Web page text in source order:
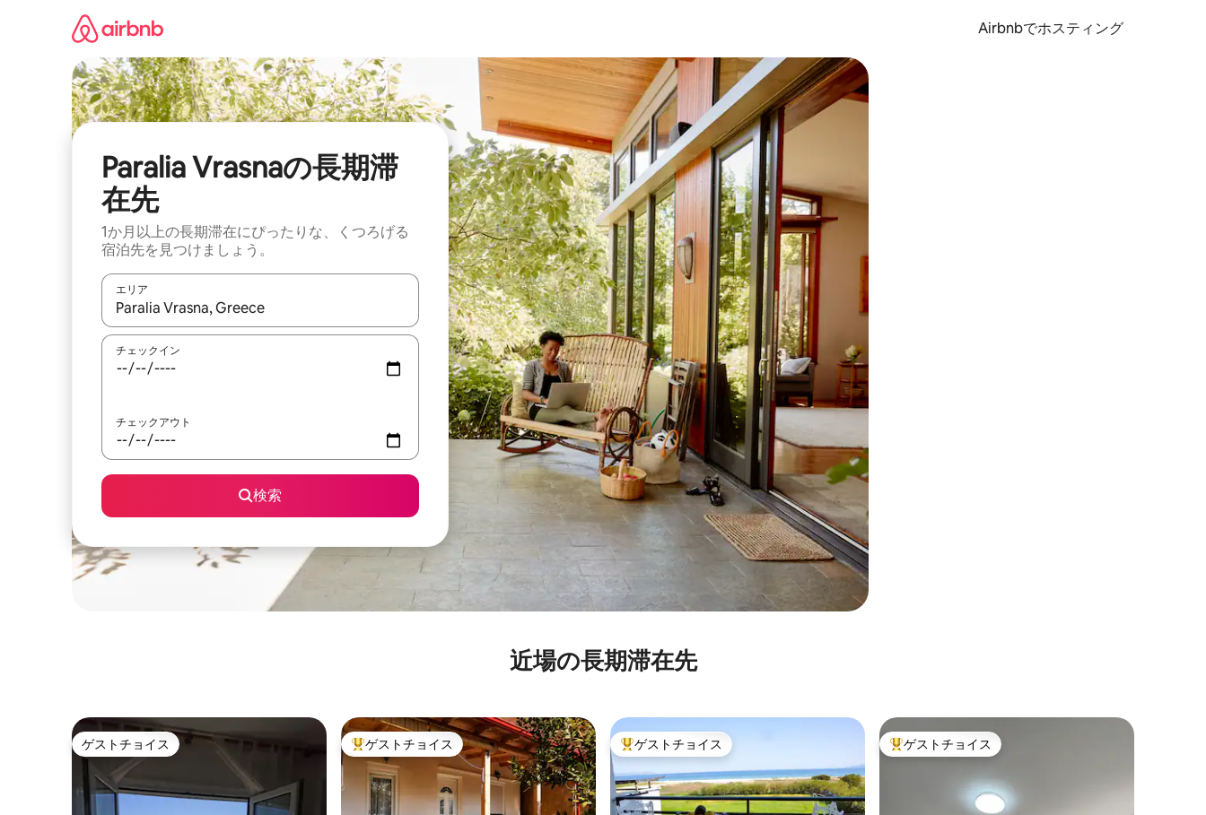
Airbnbでホスティング
Paralia Vrasnaの長期滞
在先
1か月以上の長期滞在にぴったりな、くつろげる
宿泊先を見つけましょう。
エリア
検索結果が表示されたら、上下の矢印キーを使って移動するか、画面をタッチまたはスワイプして検索結果を確認することができます。
チェックイン
チェックアウト
検索
近場の長期滞在先
ゲストチョイス
ゲストチョイス 大好評のゲストチョイスです。
ゲストチョイス 大好評のゲストチョイスです。
ゲストチョイス 大好評のゲストチョイスです。
ゲストチョイス